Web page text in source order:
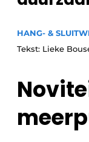
Vacature
Video’s
HANG- &
Tekst: Lieke